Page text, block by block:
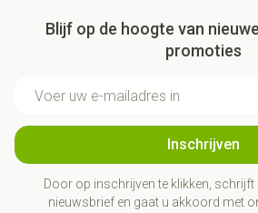
Blijf op de hoogte van
promoties
Inschrijven
Door op inschrijven te klikken,
nieuwsbrief en gaat u akkoord met